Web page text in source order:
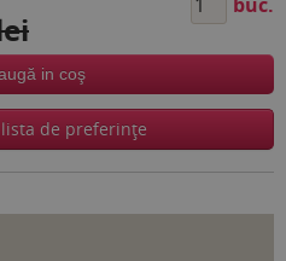
in coş
de preferinţe